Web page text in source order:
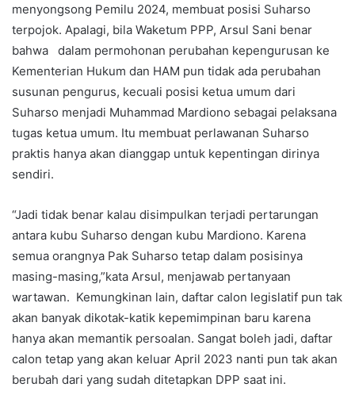
menyongsong Pemilu 2024, membuat posisi Suharso
terpojok. Apalagi, bila Waketum PPP, Arsul Sani benar
bahwa dalam permohonan perubahan kepengurusan ke
Kementerian Hukum dan HAM pun tidak ada perubahan
susunan pengurus, kecuali posisi ketua umum dari
Suharso menjadi Muhammad Mardiono sebagai pelaksana
tugas ketua umum. Itu membuat perlawanan Suharso
praktis hanya akan dianggap untuk kepentingan dirinya
sendiri.
“Jadi tidak benar kalau disimpulkan terjadi pertarungan
antara kubu Suharso dengan kubu Mardiono. Karena
semua orangnya Pak Suharso tetap dalam posisinya
masing-masing,”kata Arsul, menjawab pertanyaan
wartawan. Kemungkinan lain, daftar calon legislatif pun tak
akan banyak dikotak-katik kepemimpinan baru karena
hanya akan memantik persoalan. Sangat boleh jadi, daftar
calon tetap yang akan keluar April 2023 nanti pun tak akan
berubah dari yang sudah ditetapkan DPP saat ini.